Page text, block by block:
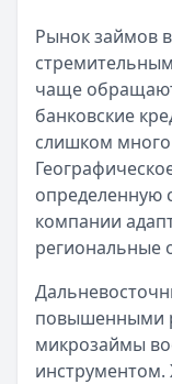
Категория:МФО
Читать новость
57 сервисов
Кратко:
Опубликовано:23
Категория:МФО
Читать новость
Смс о «одобренном
Кратко:Пришло
Категория:МФО
Читать новость
Все новости
Рынок займов
чаще
банковские
слишком
определенную
компании
региональные
повышенными
микрозаймы
инструментом.